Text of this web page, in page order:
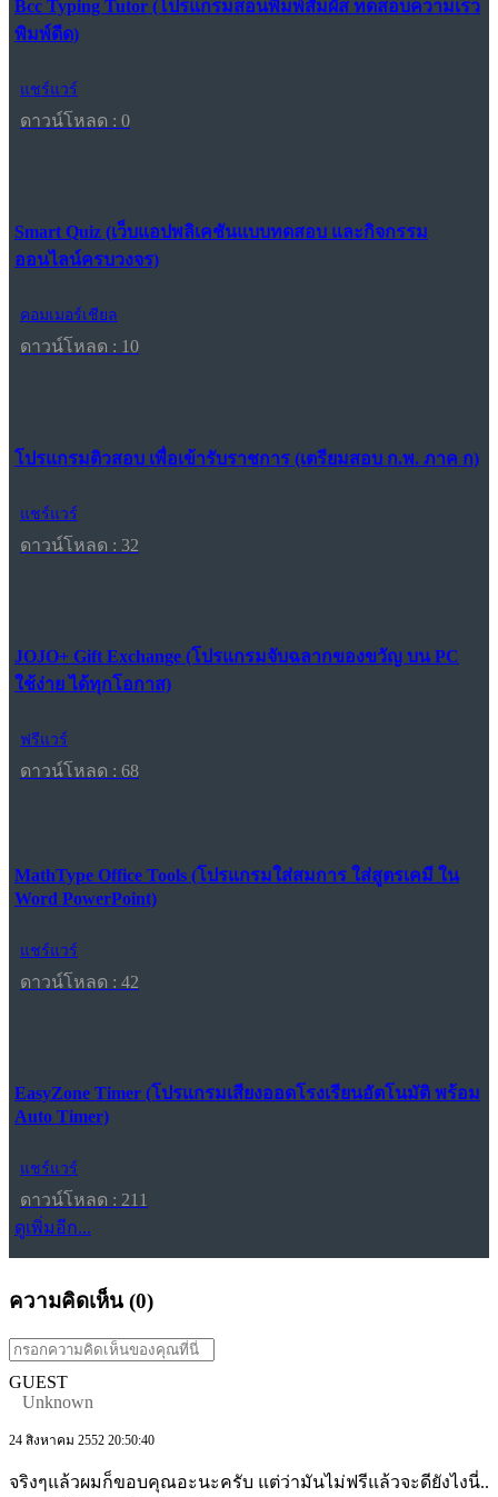
Bcc Typing Tutor (โปรแกรมสอนพิมพ์สัมผัส ทดสอบความเร็ว
พิมพ์ดีด)
แชร์แวร์
ดาวน์โหลด : 0
Smart Quiz (เว็บแอปพลิเคชันแบบทดสอบ และกิจกรรม
ออนไลน์ครบวงจร)
คอมเมอร์เชียล
ดาวน์โหลด : 10
โปรแกรมติวสอบ เพื่อเข้ารับราชการ (เตรียมสอบ ก.พ. ภาค ก)
แชร์แวร์
ดาวน์โหลด : 32
JOJO+ Gift Exchange (โปรแกรมจับฉลากของขวัญ บน PC
ใช้ง่าย ได้ทุกโอกาส)
ฟรีแวร์
ดาวน์โหลด : 68
MathType Office Tools (โปรแกรมใส่สมการ ใส่สูตรเคมี ใน
Word PowerPoint)
แชร์แวร์
ดาวน์โหลด : 42
EasyZone Timer (โปรแกรมเสียงออดโรงเรียนอัตโนมัติ พร้อม
Auto Timer)
แชร์แวร์
ดาวน์โหลด : 211
ดูเพิ่มอีก...
ความคิดเห็น (0)
GUEST
Unknown
24 สิงหาคม 2552 20:50:40
จริงๆแล้วผมก็ขอบคุณอะนะครับ แต่ว่ามันไม่ฟรีแล้วจะดียังไงนี่..